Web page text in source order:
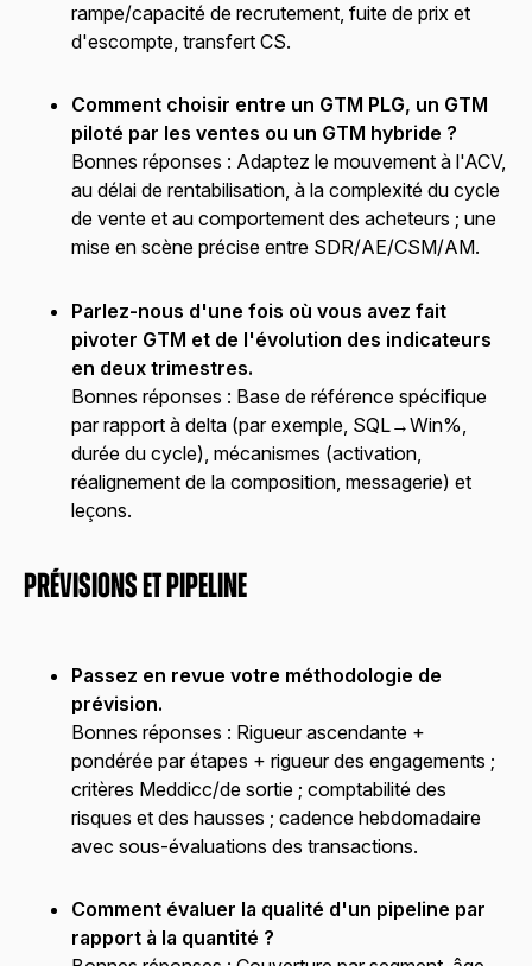
rampe/capacité de recrutement, fuite de prix et
d'escompte, transfert CS.
Comment choisir entre un GTM PLG, un GTM
piloté par les ventes ou un GTM hybride ?
Bonnes réponses : Adaptez le mouvement à l'ACV,
au délai de rentabilisation, à la complexité du cycle
de vente et au comportement des acheteurs ; une
mise en scène précise entre SDR/AE/CSM/AM.
Parlez-nous d'une fois où vous avez fait
pivoter GTM et de l'évolution des indicateurs
en deux trimestres.
Bonnes réponses : Base de référence spécifique
par rapport à delta (par exemple, SQL→Win%,
durée du cycle), mécanismes (activation,
réalignement de la composition, messagerie) et
leçons.
Prévisions et pipeline
Passez en revue votre méthodologie de
prévision.
Bonnes réponses : Rigueur ascendante +
pondérée par étapes + rigueur des engagements ;
critères Meddicc/de sortie ; comptabilité des
risques et des hausses ; cadence hebdomadaire
avec sous-évaluations des transactions.
Comment évaluer la qualité d'un pipeline par
rapport à la quantité ?